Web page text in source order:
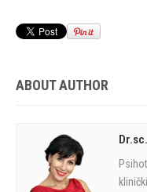
ABOUT AUTHOR